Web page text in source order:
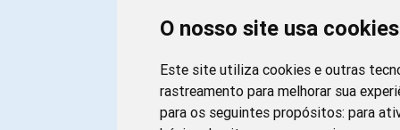
O nosso site usa cookies
Este site utiliza cookies e outras
rastreamento para melhorar sua
para os seguintes propósitos:para